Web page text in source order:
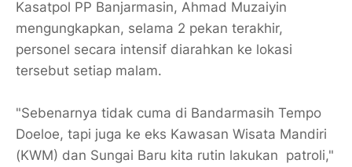
Kasatpol PP Banjarmasin, Ahmad Muzaiyin
mengungkapkan, selama 2 pekan terakhir,
personel secara intensif diarahkan ke lokasi
tersebut setiap malam.
"Sebenarnya tidak cuma di Bandarmasih Tempo
Doeloe, tapi juga ke eks Kawasan Wisata Mandiri
(KWM) dan Sungai Baru kita rutin lakukan patroli,"